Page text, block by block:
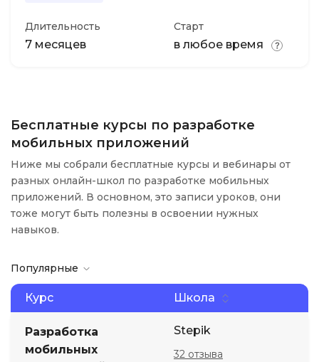
Длительность
7 месяцев
Старт
в любое время
Бесплатные курсы по разработке
мобильных приложений
Ниже мы собрали бесплатные курсы и вебинары от
разных онлайн-школ по разработке мобильных
приложений. В основном, это записи уроков, они
тоже могут быть полезны в освоении нужных
навыков.
Популярные
Курс Школа
Разработка
мобильных
Stepik
32 отзыва